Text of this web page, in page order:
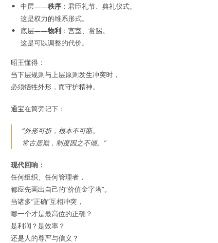
中层——秩序 ：君臣礼节、典礼仪式。
这是权力的维系形式。
底层——物利 ：宫室、赏赐。
这是可以调整的代价。
昭王懂得：
当下层规则与上层原则发生冲突时，
必须牺牲外形，而守护精神。
通宝在简旁记下：
“外形可折，根本不可断。
常古居巅，制度因之不倾。”
现代回响：
任何组织、任何管理者，
都应先画出自己的“价值金字塔”。
当诸多“正确”互相冲突，
哪一个才是最高位的正确？
是利润？是效率？
还是人的尊严与信义？